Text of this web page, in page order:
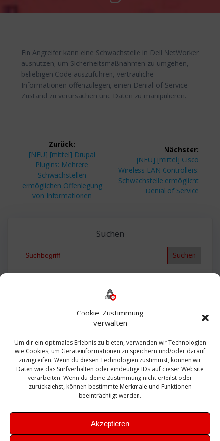
Cookie-Zustimmung
verwalten
Um dir ein optimales Erlebnis zu bieten, verwenden wir Technologien
wie Cookies, um Geräteinformationen zu speichern und/oder darauf
zuzugreifen. Wenn du diesen Technologien zustimmst, können wir
Daten wie das Surfverhalten oder eindeutige IDs auf dieser Website
verarbeiten. Wenn du deine Zustimmung nicht erteilst oder
zurückziehst, können bestimmte Merkmale und Funktionen
beeinträchtigt werden.
Akzeptieren
Ein Angreifer kann eine Schwachstelle in Dell NetWorker
ausnutzen, um Sicherheitsmaßnahmen zu umgehen,
beliebigen Code auszuführen, vertrauliche
Informationen offenzulegen, einen Denial-of-Service-
Zustand zu verursachen und Daten zu manipulieren.
Beitragsnavigation
Zurück:
Vorheriger
Beitrag:
[NEU] [mittel] Drupal
Plugins: Mehrere
Schwachstellen
ermöglichen Offenlegung
von Informationen
Nächster:
Nächster
Beitrag:
[NEU] [mittel] Cisco
Wireless LAN Controllers:
Schwachstelle ermöglicht
Denial of Service
Suchen
Search
Bautagebuch
Exchange firewall Fritzbox
Microsoft
Sanierung SBS Security Server Sicherheit
Sicherung SIEM Sophos SSL Ubuntu
Update Upgrade UTM VCenter VCSA Veeam
VMWare VPN WAZUH Windows
Zertifikat